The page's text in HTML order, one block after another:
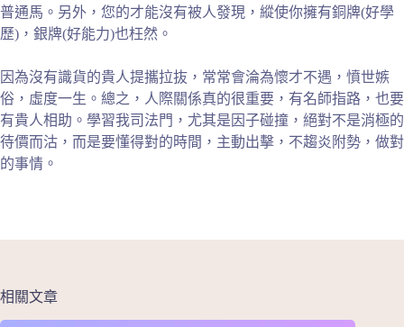
普通馬。另外，您的才能沒有被人發現，縱使你擁有銅牌(好學
歷)，銀牌(好能力)也枉然。
因為沒有識貨的貴人提攜拉抜，常常會淪為懷才不遇，憤世嫉
俗，虛度一生。總之，人際關係真的很重要，有名師指路，也要
有貴人相助。學習我司法門，尤其是因子碰撞，絕對不是消極的
待價而沽，而是要懂得對的時間，主動出擊，不趨炎附勢，做對
的事情。
相關文章